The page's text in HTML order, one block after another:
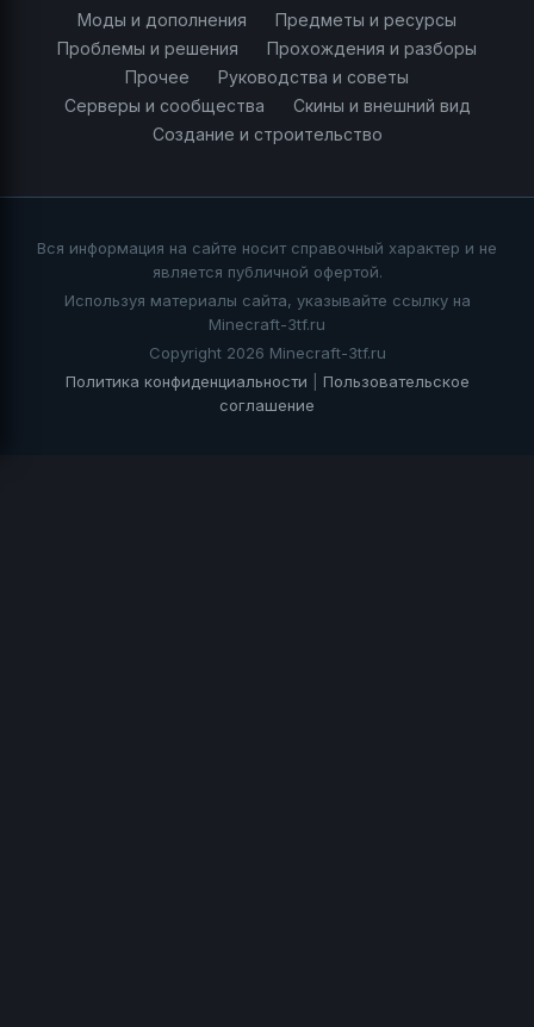
Моды и дополнения
Предметы и ресурсы
Проблемы и решения
Прохождения и разборы
Прочее
Руководства и советы
Серверы и сообщества
Скины и внешний вид
Создание и строительство
Вся информация на сайте носит справочный характер и не
является публичной офертой.
Используя материалы сайта, указывайте ссылку на
Minecraft-3tf.ru
Copyright 2026 Minecraft-3tf.ru
Политика конфиденциальности
Пользовательское
соглашение